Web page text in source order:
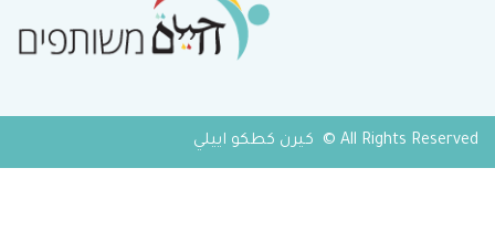
All Rights Reserved © كيرن كطكو اييلي